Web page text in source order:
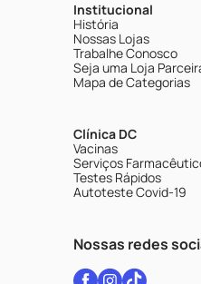
Institucional
História
Nossas Lojas
Trabalhe Conosco
Seja uma Loja
Mapa de Categorias
Clínica DC
Vacinas
Serviços
Testes Rápidos
Autoteste Covid-19
Nossas redes